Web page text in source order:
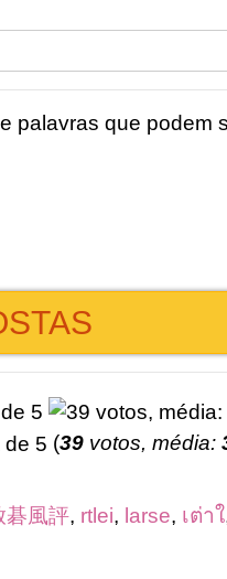
palavras que podem
(39 votos, média:
碁風評, rtlei, larse, เต่าใ